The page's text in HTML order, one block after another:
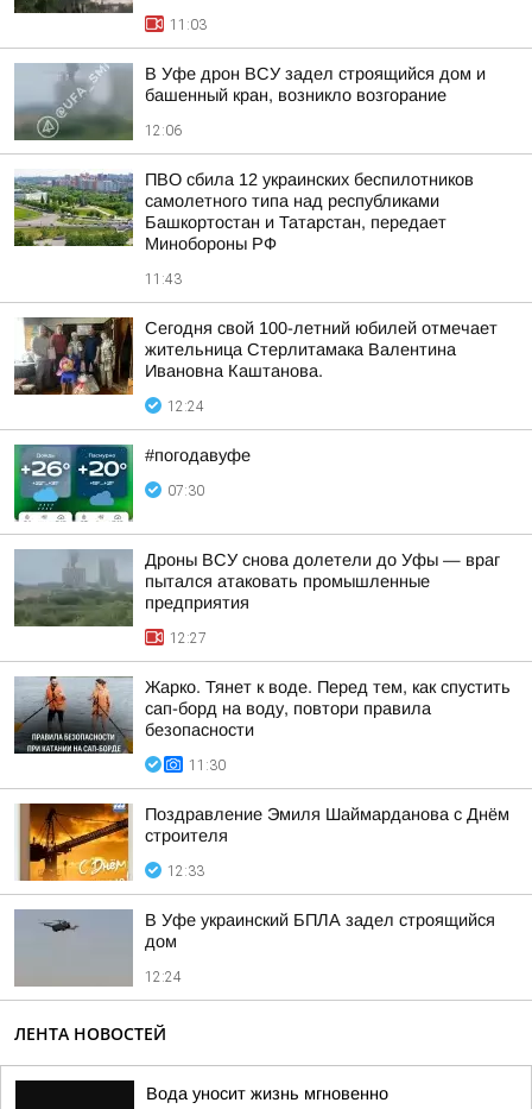
11:03
В Уфе дрон ВСУ задел строящийся дом и
башенный кран, возникло возгорание
12:06
ПВО сбила 12 украинских беспилотников
самолетного типа над республиками
Башкортостан и Татарстан, передает
Минобороны РФ
11:43
Сегодня свой 100-летний юбилей отмечает
жительница Стерлитамака Валентина
Ивановна Каштанова.
12:24
#погодавуфе
07:30
Дроны ВСУ снова долетели до Уфы — враг
пытался атаковать промышленные
предприятия
12:27
Жарко. Тянет к воде. Перед тем, как спустить
сап-борд на воду, повтори правила
безопасности
11:30
Поздравление Эмиля Шаймарданова с Днём
строителя
12:33
В Уфе украинский БПЛА задел строящийся
дом
12:24
ЛЕНТА НОВОСТЕЙ
Вода уносит жизнь мгновенно